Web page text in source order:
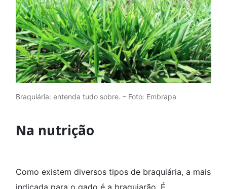
Braquiária: entenda tudo sobre. – Foto: Embrapa
Na nutrição
Como existem diversos tipos de braquiária, a mais